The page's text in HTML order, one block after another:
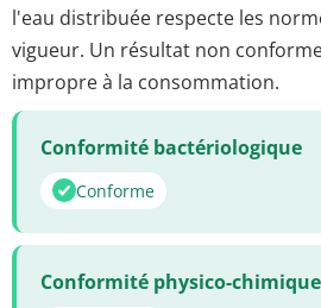
l'eau distribuée respecte les
vigueur. Un résultat non
impropre à la consommation.
Conformité bactériologique
Conforme
Conformité physico-chimique